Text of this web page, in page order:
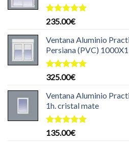
Valorado
de 5
235.00€
Ventana Aluminio
Persiana (PVC)
Valorado
de 5
325.00€
Ventana Aluminio
1h. cristal mate
Valorado
135.00€